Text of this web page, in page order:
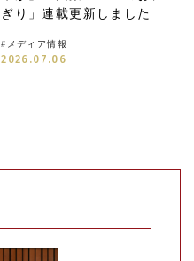
ぎり」連載更新しました
# メディア情報
2026.07.06